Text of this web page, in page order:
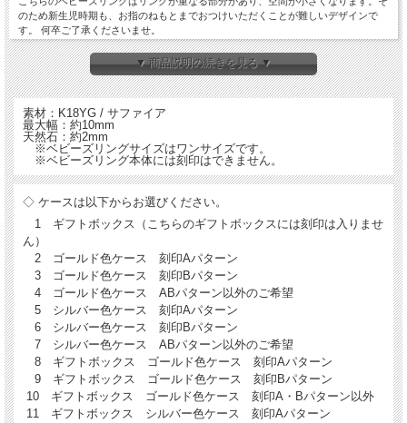
のため新生児時期も、お指のねもとまでおつけいただくことが難しいデザインで
す。 何卒ご了承くださいませ。
▼ 商品説明の続きを見る ▼
素材：K18YG / サファイア
最大幅：約10mm
天然石：約2mm
※ベビーズリングサイズはワンサイズです。
※ベビーズリング本体には刻印はできません。
◇ ケースは以下からお選びください。
1 ギフトボックス（こちらのギフトボックスには刻印は入りませ
ん）
2 ゴールド色ケース 刻印Aパターン
3 ゴールド色ケース 刻印Bパターン
4 ゴールド色ケース ABパターン以外のご希望
5 シルバー色ケース 刻印Aパターン
6 シルバー色ケース 刻印Bパターン
7 シルバー色ケース ABパターン以外のご希望
8 ギフトボックス ゴールド色ケース 刻印Aパターン
9 ギフトボックス ゴールド色ケース 刻印Bパターン
10 ギフトボックス ゴールド色ケース 刻印A・Bパターン以外
11 ギフトボックス シルバー色ケース 刻印Aパターン